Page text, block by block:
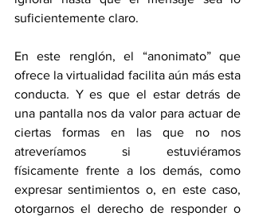
suficientemente claro.
En este renglón, el “anonimato” que
ofrece la virtualidad facilita aún más esta
conducta. Y es que el estar detrás de
una pantalla nos da valor para actuar de
ciertas formas en las que no nos
atreveríamos si estuviéramos
físicamente frente a los demás, como
expresar sentimientos o, en este caso,
otorgarnos el derecho de responder o